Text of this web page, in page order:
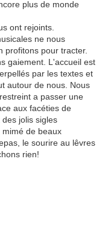
plus de monde
ont rejoints.
ne nous
profitons pour tracter.
gaiement. L'accueil est
par les textes et
autour de nous. Nous
a passer une
aux facéties de
jolis sigles
de beaux
le sourire au lêvres
rien!